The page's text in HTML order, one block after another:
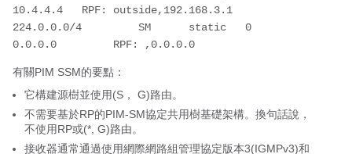
10.4.4.4   RPF: outside,192.168.3.1
224.0.0.0/4         SM      static   0
0.0.0.0         RPF: ,0.0.0.0
有關PIM SSM的要點：
它構建源樹並使用(S， G)路由。
不需要基於RP的PIM-SM協定共用樹基礎架構。換句話說，
不使用RP或(*, G)路由。
接收器通常通過使用網際網路組管理協定版本3(IGMPv3)和